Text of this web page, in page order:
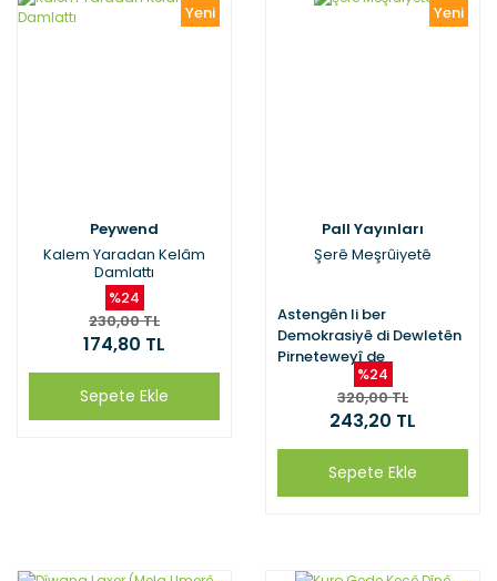
Yeni
Peywend
Kalem Yaradan Kelâm
Damlattı
%24
230,00 TL
174,80 TL
Sepete Ekle
Yeni
Pall Yayınları
Şerê Meşrûiyetê
Astengên li ber
Demokrasiyê di Dewletên
Pirneteweyî de
%24
320,00 TL
243,20 TL
Sepete Ekle